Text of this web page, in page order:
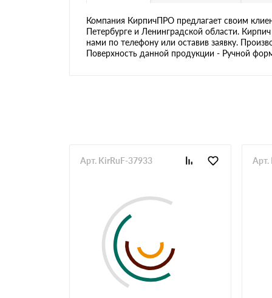
Компания КирпичПРО предлагает своим
Петербурге и Ленинградской области.
нами по телефону или оставив заявку.
Поверхность данной продукции - Ручной
Арт. KirRuF-37933 Арт.